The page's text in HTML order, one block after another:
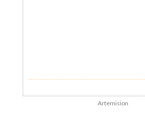
Artemision